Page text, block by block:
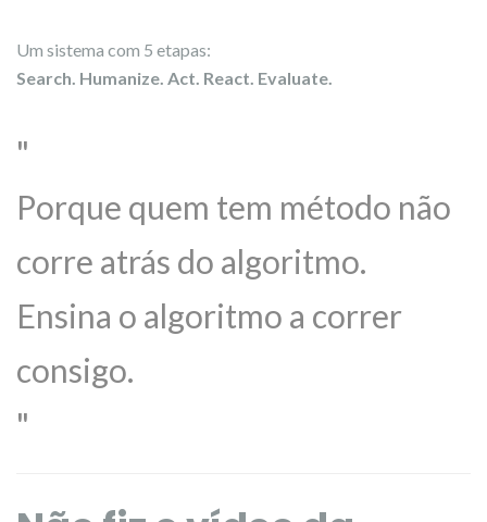
Um sistema com 5 etapas:
Search. Humanize. Act. React. Evaluate.
Porque quem tem método não
corre atrás do algoritmo.
Ensina o algoritmo a correr
consigo.